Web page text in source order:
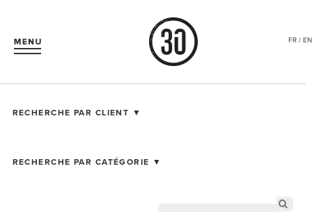
FR / EN
RECHERCHE PAR CLIENT ▼
RECHERCHE PAR CATÉGORIE ▼